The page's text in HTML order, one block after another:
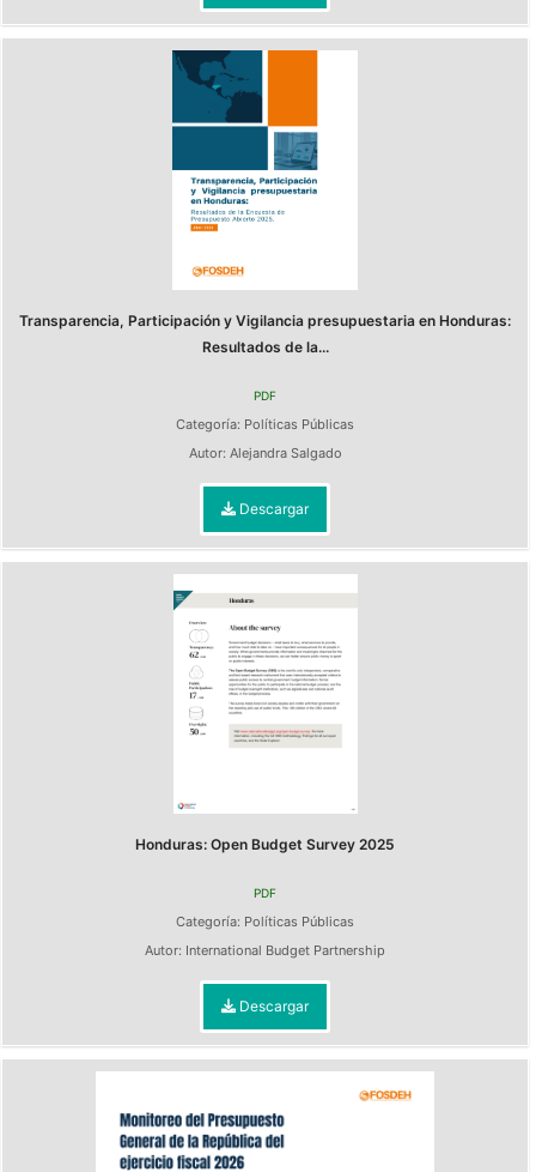
Transparencia, Participación y Vigilancia presupuestaria en Honduras:
Resultados de la...
PDF
Categoría: Políticas Públicas
Autor: Alejandra Salgado
Descargar
Honduras: Open Budget Survey 2025
PDF
Categoría: Políticas Públicas
Autor: International Budget Partnership
Descargar